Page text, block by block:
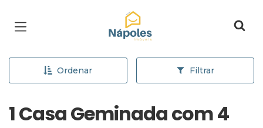
Página inicial
Ordenar Filtrar
1 Casa Geminada com 4